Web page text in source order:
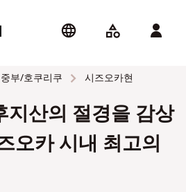
중부/호쿠리쿠 시즈오카현
지산의 절경을 감상
오카 시내 최고의